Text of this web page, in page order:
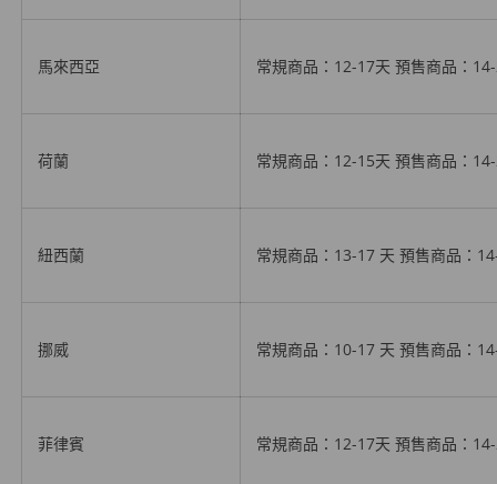
馬來西亞 常規商品：12-17天 預售商品 ：
荷蘭 常規商品：12-15天 預售商品 ：
紐西蘭 常規商品：13-17 天 預售商品 ：
挪威 常規商品：10-17 天 預售商品 ：
菲律賓 常規商品：12-17天 預售商品 ：